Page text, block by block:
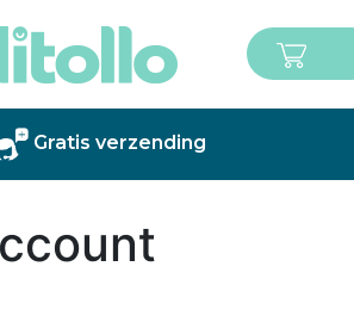
Gratis verzending